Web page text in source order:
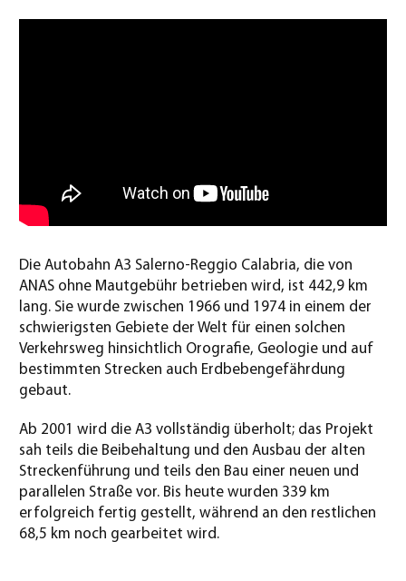
Die Autobahn A3 Salerno-Reggio Calabria, die von
ANAS ohne Mautgebühr betrieben wird, ist 442,9 km
lang. Sie wurde zwischen 1966 und 1974 in einem der
schwierigsten Gebiete der Welt für einen solchen
Verkehrsweg hinsichtlich Orografie, Geologie und auf
bestimmten Strecken auch Erdbebengefährdung
gebaut.
Ab 2001 wird die A3 vollständig überholt; das Projekt
sah teils die Beibehaltung und den Ausbau der alten
Streckenführung und teils den Bau einer neuen und
parallelen Straße vor. Bis heute wurden 339 km
erfolgreich fertig gestellt, während an den restlichen
68,5 km noch gearbeitet wird.